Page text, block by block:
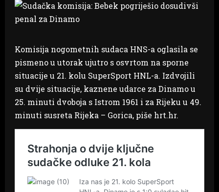
Komisija nogometnih sudaca HNS-a oglasila se
pismeno u utorak ujutro s osvrtom na sporne
situacije u 21. kolu SuperSport HNL-a. Izdvojili
su dvije situacije, kaznene udarce za Dinamo u
25. minuti dvoboja s Istrom 1961 i za Rijeku u 49.
minuti susreta Rijeka – Gorica, piše hrt.hr.